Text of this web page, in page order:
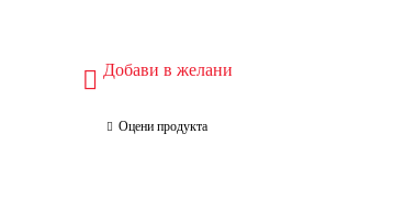
Добави в желани
Оцени продукта